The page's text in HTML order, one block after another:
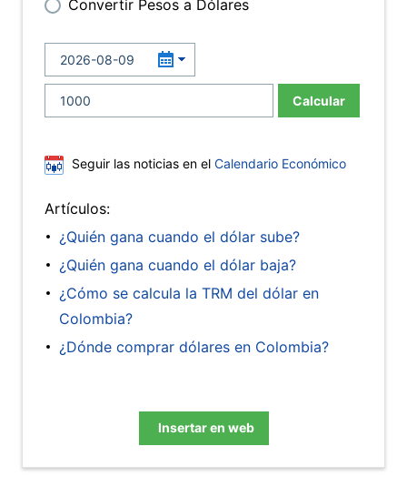
Convertir Pesos a Dólares
Calcular
Seguir las noticias en el Calendario Económico
Artículos:
¿Quién gana cuando el dólar sube?
¿Quién gana cuando el dólar baja?
¿Cómo se calcula la TRM del dólar en
Colombia?
¿Dónde comprar dólares en Colombia?
Insertar en web